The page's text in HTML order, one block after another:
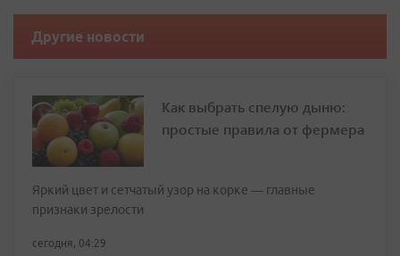
Другие новости
Как выбрать спелую дыню:
простые правила от фермера
Яркий цвет и сетчатый узор на корке — главные
признаки зрелости
сегодня, 04:29